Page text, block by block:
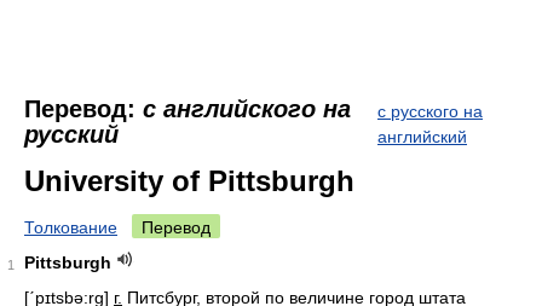
Перевод: с английского на
русский
с русского на
английский
University of Pittsburgh
Толкование Перевод
1
Pittsburgh
[ˊpɪtsbǝ:rg] г. Питсбург, второй по величине город штата